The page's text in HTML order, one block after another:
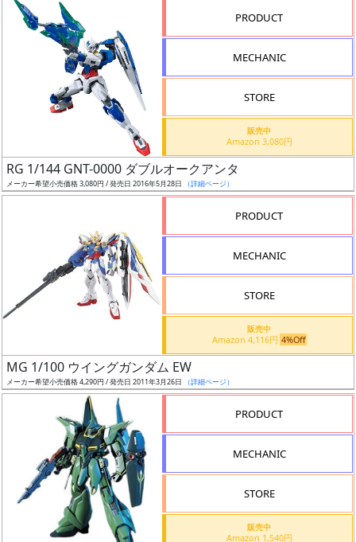
況
売
始
抽
選
活
PRODUCT
MECHANIC
STORE
販売中
Amazon 3,080円
RG 1/144 GNT-0000 ダブルオークアンタ
メーカー希望小売価格 3,080円 / 発売日 2016年5月28日 （詳細ページ）
PRODUCT
MECHANIC
STORE
販売中
Amazon 4,116円 4%Off
MG 1/100 ウイングガンダム EW
メーカー希望小売価格 4,290円 / 発売日 2011年3月26日 （詳細ページ）
PRODUCT
MECHANIC
STORE
販売中
Amazon 1,540円